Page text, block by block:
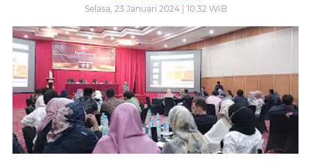
Selasa, 23 Januari 2024 | 10:32 WIB